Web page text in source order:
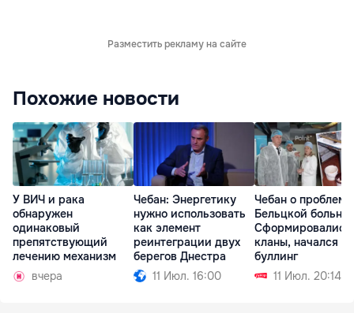
Разместить рекламу на сайте
Похожие новости
У ВИЧ и рака
обнаружен
одинаковый
препятствующий
лечению механизм
вчера
Чебан: Энергетику
нужно использовать
как элемент
реинтеграции двух
берегов Днестра
11 Июл. 16:00
Чебан о
Бельцкой
Сформировались
кланы, начался
буллинг
11 Июл. 20:14